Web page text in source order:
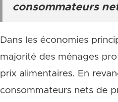
consommateurs
Dans les économies
majorité des ménages
prix alimentaires. En
consommateurs nets de